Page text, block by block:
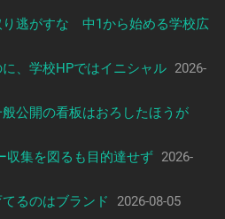
り逃がすな 中1から始める学校広
、学校HPではイニシャル 2026-
公開の看板はおろしたほうが
収集を図るも目的達せず 2026-
てるのはブランド
2026-08-05